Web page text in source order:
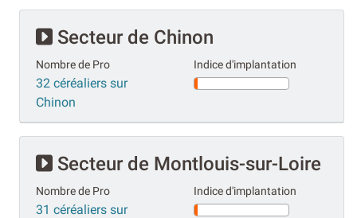
Secteur de Chinon
Nombre de Pro
32 céréaliers sur
Chinon
Indice d'implantation
Secteur de Montlouis-sur-Loire
Nombre de Pro
31 céréaliers sur
Indice d'implantation